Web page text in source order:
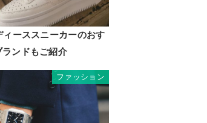
ィーススニーカーのおす
ンドもご紹介
ファッション